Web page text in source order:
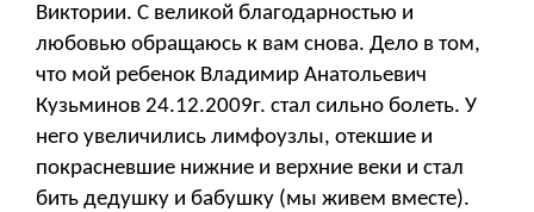
Виктории. С великой благодарностью и
любовью обращаюсь к вам снова. Дело в том,
что мой ребенок Владимир Анатольевич
Кузьминов 24.12.2009г. стал сильно болеть. У
него увеличились лимфоузлы, отекшие и
покрасневшие нижние и верхние веки и стал
бить дедушку и бабушку (мы живем вместе).